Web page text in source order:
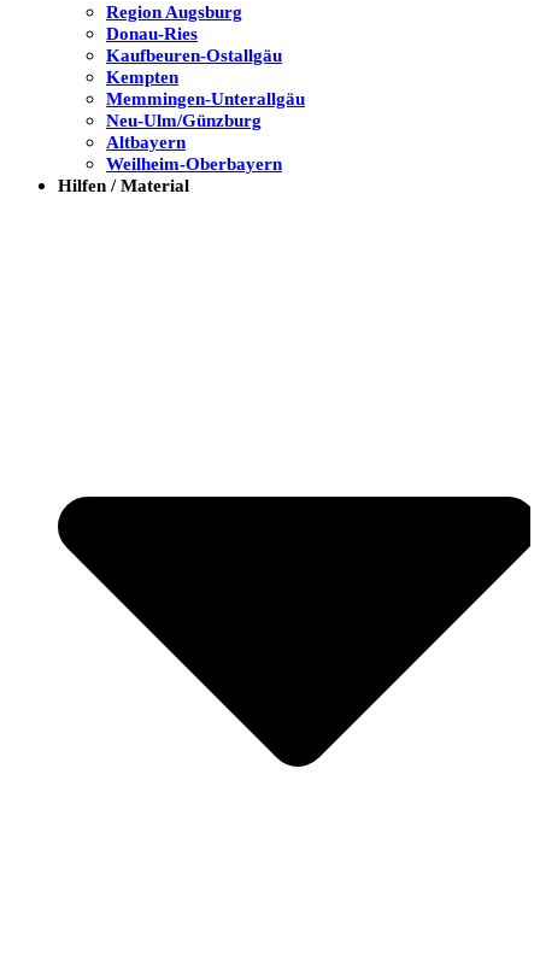
Region Augsburg
Donau-Ries
Kaufbeuren-Ostallgäu
Kempten
Memmingen-Unterallgäu
Neu-Ulm/Günzburg
Altbayern
Weilheim-Oberbayern
Hilfen / Material